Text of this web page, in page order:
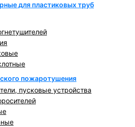
для пластиковых труб
пожаротушения
пусковые устройства